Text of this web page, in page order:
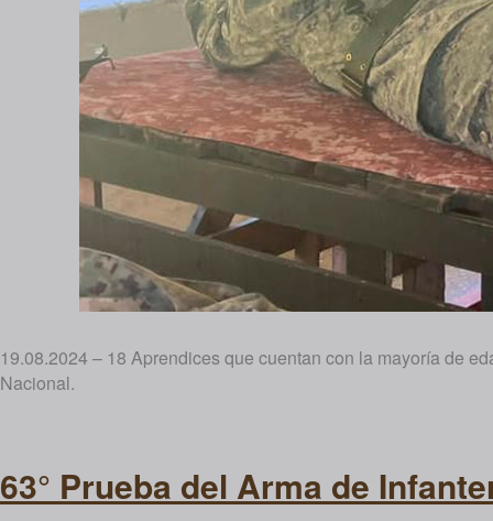
19.08.2024 – 18 Aprendices que cuentan con la mayoría de
Nacional.
63° Prueba del Arma de